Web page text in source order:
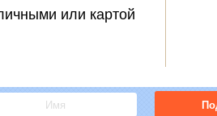
или картой